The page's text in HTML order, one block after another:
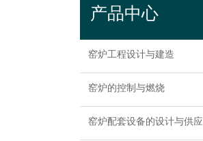
产品中心
窑炉工程设计与建造
窑炉的控制与燃烧
窑炉配套设备的设计与供应